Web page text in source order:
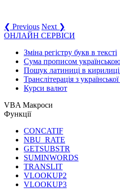
❮ Previous Next ❯
ОНЛАЙН СЕРВІСИ
Зміна регістру букв в тексті
Сума прописом
Пошук латиниці в кирилиці
Транслітерація з
Курси валют
VBA Макроси
Функції
CONCATIF
NBU_RATE
GETSUBSTR
SUMINWORDS
TRANSLIT
VLOOKUP2
VLOOKUP3